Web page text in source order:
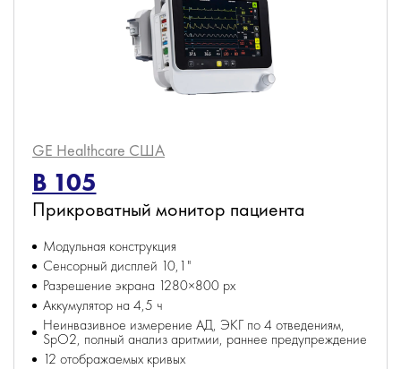
GE Healthcare США
B 105
Прикроватный монитор пациента
Модульная конструкция
Сенсорный дисплей 10,1"
Разрешение экрана 1280×800 px
Аккумулятор на 4,5 ч
Неинвазивное измерение АД, ЭКГ по 4 отведениям,
SpO2, полный анализ аритмии, раннее предупреждение
12 отображаемых кривых